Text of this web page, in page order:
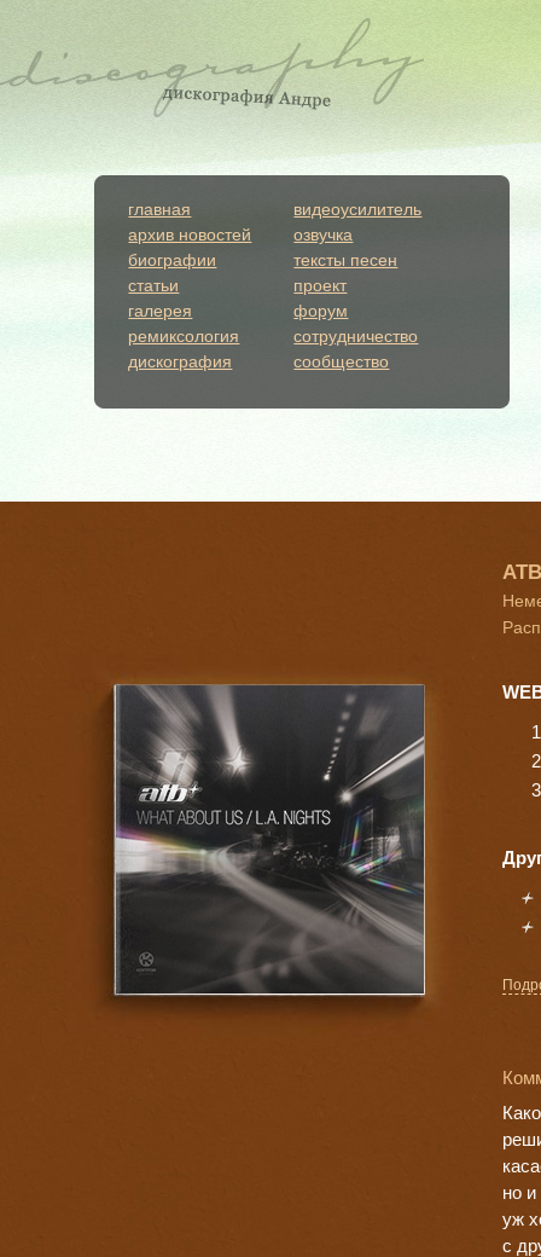
главная
архив новостей
биографии
статьи
галерея
ремиксология
дискография
видеоусилитель
озвучка
тексты песен
проект
форум
сотрудничество
сообщество
но
уж
с